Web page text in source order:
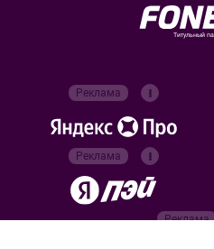
Титульный
Реклама
Реклама
Реклама